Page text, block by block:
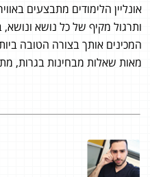
אונליין הלימודים מתבצעים
ותרגול מקיף של כל נושא
המכינים אותך בצורה הטובה
מאות שאלות מבחינות בגרות,